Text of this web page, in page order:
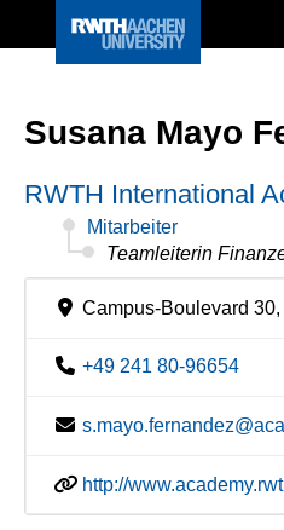
Susana Mayo
RWTH International
Mitarbeiter
Teamleiterin
Campus-Boulevard
+49 241 80-96654
http://